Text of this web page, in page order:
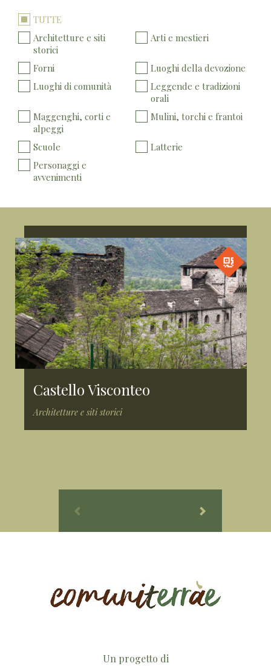
TUTTE
Architetture e siti
storici
Arti e mestieri
Forni
Luoghi della devozione
Luoghi di comunità
Leggende e tradizioni
orali
Maggenghi, corti e
alpeggi
Mulini, torchi e frantoi
Scuole
Latterie
Personaggi e
avvenimenti
Castello Visconteo
Architetture e siti storici
Un progetto di